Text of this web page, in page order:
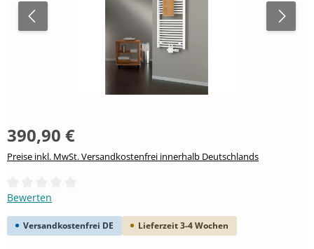
390,90 €
Preise inkl. MwSt. Versandkostenfrei innerhalb Deutschlands
Durchschnittliche Bewertung von 0 von 5 Sternen
Bewerten
Versandkostenfrei DE Lieferzeit 3-4 Wochen